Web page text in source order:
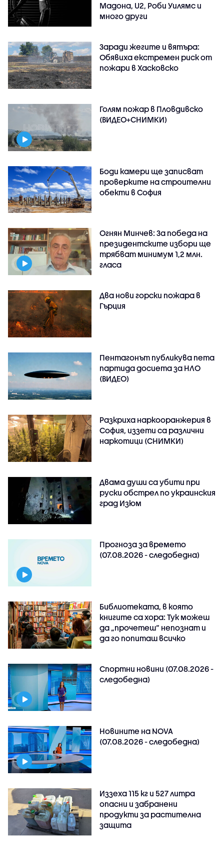
Мадона, U2, Роби Уилямс и
много други
Заради жегите и вятъра:
Обявиха екстремен риск от
пожари в Хасковско
Голям пожар в Пловдивско
(ВИДЕО+СНИМКИ)
Боди камери ще записват
проверките на строителни
обекти в София
Огнян Минчев: За победа на
президентските избори ще
трябват минимум 1,2 млн.
гласа
Два нови горски пожара в
Гърция
Пентагонът публикува пета
партида досиета за НЛО
(ВИДЕО)
Разкриха наркооранжерия в
София, иззети са различни
наркотици (СНИМКИ)
Двама души са убити при
руски обстрeл по украинския
град Изюм
Прогноза за времето
(07.08.2026 - следобедна)
Библиотеката, в която
книгите са хора: Тук можеш
да „прочетеш“ непознат и
да го попиташ всичко
Спортни новини (07.08.2026 -
следобедна)
Новините на NOVA
(07.08.2026 - следобедна)
Иззеха 115 кг и 527 литра
опасни и забранени
продукти за растителна
защита